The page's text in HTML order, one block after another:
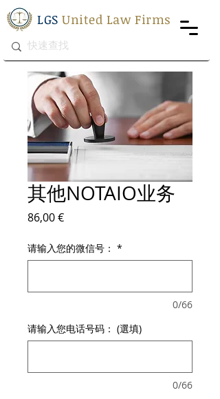
LGSUnited Law Firms
其他NOTAIO业务
86,00 €價格
请输入您的微信号： *
0/66
请输入您电话号码： (選填)
0/66